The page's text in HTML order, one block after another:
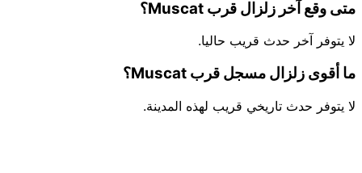
متى وقع آخر زلزال قرب Muscat؟
لا يتوفر آخر حدث قريب حاليا.
ما أقوى زلزال مسجل قرب Muscat؟
لا يتوفر حدث تاريخي قريب لهذه المدينة.